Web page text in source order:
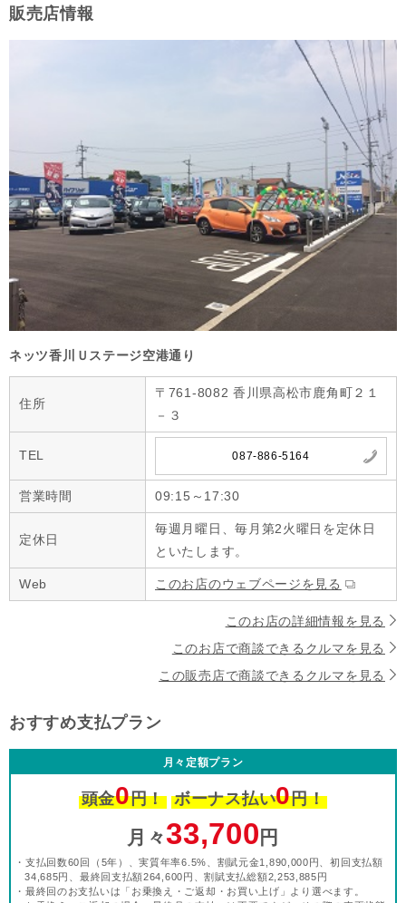
販売店情報
ネッツ香川Ｕステージ空港通り
住所
〒761-8082 香川県高松市鹿角町２１
－３
TEL 087-886-5164
営業時間 09:15～17:30
定休日
毎週月曜日、毎月第2火曜日を定休日
といたします。
Web このお店のウェブページを見る
このお店の詳細情報を見る
このお店で商談できるクルマを見る
この販売店で商談できるクルマを見る
おすすめ支払プラン
月々定額プラン
頭金0円！ ボーナス払い0円！
月々33,700 円
・支払回数60回（5年）、実質年率6.5%、割賦元金1,890,000円、初回支払額
34,685円、最終回支払額264,600円、割賦支払総額2,253,885円
・最終回のお支払いは「お乗換え・ご返却・お買い上げ」より選べます。